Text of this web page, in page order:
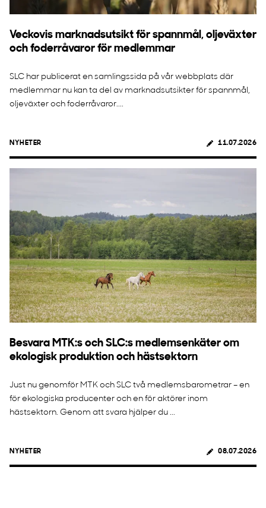
Veckovis marknadsutsikt för spannmål, oljeväxter
och foderråvaror för medlemmar
SLC har publicerat en samlingssida på vår webbplats där
medlemmar nu kan ta del av marknadsutsikter för spannmål,
oljeväxter och foderråvaror....
NYHETER 11.07.2026
Besvara MTK:s och SLC:s medlemsenkäter om
ekologisk produktion och hästsektorn
Just nu genomför MTK och SLC två medlemsbarometrar – en
för ekologiska producenter och en för aktörer inom
hästsektorn. Genom att svara hjälper du ...
NYHETER 08.07.2026